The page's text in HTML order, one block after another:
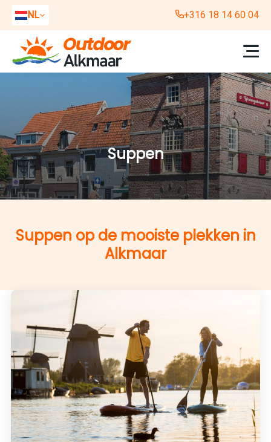
NL
EN
DE
+316 18 14 60 04
Suppen
Suppen op de mooiste plekken in
Alkmaar